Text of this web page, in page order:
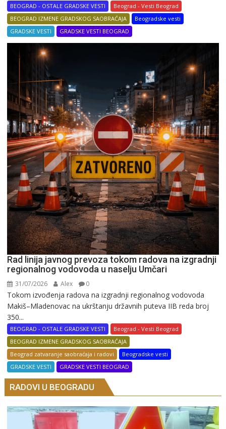
BEOGRAD - OSTALE GRADSKE VESTI
Beograd - Vesti Beograd
BEOGRAD IZMENE GRADSKOG SAOBRAĆAJA
Beogradske vesti
GRADSKE VESTI
GRADSKE VESTI BEOGRAD
Rad linija javnog prevoza tokom radova na izgradnji
regionalnog vodovoda u naselju Umčari
31/07/2026 Alex 0
Tokom izvođenja radova na izgradnji regionalnog vodovoda
Makiš–Mladenovac na ukrštanju državnih puteva IIB reda broj
350...
BEOGRAD - OSTALE GRADSKE VESTI
Beograd - Vesti Beograd
BEOGRAD IZMENE GRADSKOG SAOBRAĆAJA
Beograd zatvaranje saobraćaja i radovi
Beogradske vesti
GRADSKE VESTI
GRADSKE VESTI BEOGRAD
RADOVI U BEOGRADU